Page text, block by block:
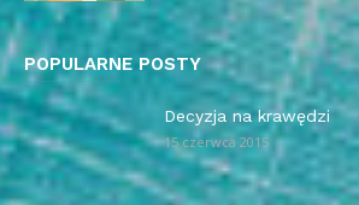
POPULARNE POSTY
Decyzja na krawędzi
15 czerwca 2015